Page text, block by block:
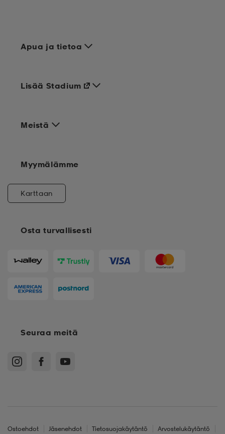
Apua ja tietoa
Meistä
Osta turvallisesti
Lisää Stadium
Myymälämme
Karttaan
Seuraa meitä
Ostoehdot Jäsenehdot Tietosuojakäytäntö Arvostelukäytäntö